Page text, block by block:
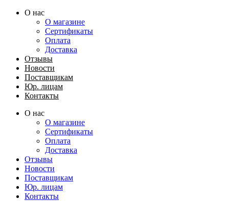
Перейти
содержимому
О нас
О магазине
Сертификаты
Оплата
Доставка
Отзывы
Новости
Поставщикам
Юр. лицам
Контакты
О нас
О магазине
Сертификаты
Оплата
Доставка
Отзывы
Новости
Поставщикам
Юр. лицам
Контакты